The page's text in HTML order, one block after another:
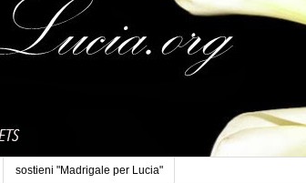
sostieni "Madrigale per Lucia"